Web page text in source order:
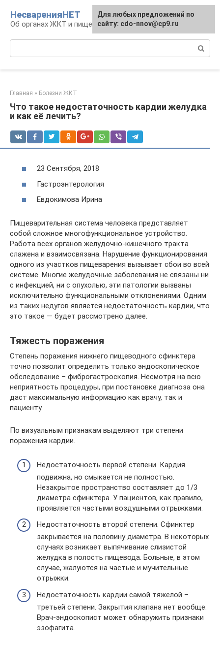
контенту
НесваренияНЕТ
Об органах ЖКТ и пищеварении
Главная » Болезни ЖКТ
Что такое недостаточность кардии желудка
и как её лечить?
23 Сентября, 2018
Гастроэнтерология
Евдокимова Ирина
Пищеварительная система человека представляет
собой сложное многофункциональное устройство.
Работа всех органов желудочно-кишечного тракта
слажена и взаимосвязана. Нарушение функционирования
одного из участков пищеварения вызывает сбои во всей
системе. Многие желудочные заболевания не связаны ни
с инфекцией, ни с опухолью, эти патологии вызваны
исключительно функциональными отклонениями. Одним
из таких недугов является недостаточность кардии, что
это такое — будет рассмотрено далее.
Тяжесть поражения
Степень поражения нижнего пищеводного сфинктера
точно позволит определить только эндоскопическое
обследование – фиброгастроскопия. Несмотря на всю
неприятность процедуры, при постановке диагноза она
даст максимальную информацию как врачу, так и
пациенту.
По визуальным признакам выделяют три степени
поражения кардии.
Недостаточность первой степени. Кардия
подвижна, но смыкается не полностью.
Незакрытое пространство составляет до 1/3
диаметра сфинктера. У пациентов, как правило,
проявляется частыми воздушными отрыжками.
Недостаточность второй степени. Сфинктер
закрывается на половину диаметра. В некоторых
случаях возникает выпячивание слизистой
желудка в полость пищевода. Больные, в этом
случае, жалуются на частые и мучительные
отрыжки.
Недостаточность кардии самой тяжелой –
третьей степени. Закрытия клапана нет вообще.
Врач-эндоскопист может обнаружить признаки
эзофагита.
Для любых предложений по
сайту: cdo-nnov@cp9.ru